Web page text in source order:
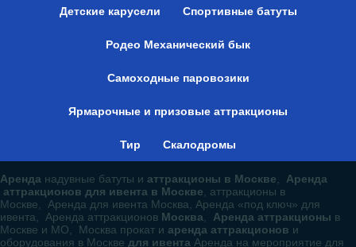
Детские карусели Спортивные батуты
Родео Механический бык
Самоходные паровозики
Ярмарочные и призовые аттракционы
Тир Скалодромы
Аренда надувные батуты и аттракционы в Москве, Аренда
аттракционов для ивента в Москве, аттракционы в
Москве, Аренда для ивента Москва, Аренда «под ключ» для
ивента, Аренда аттракционов Москва, Аренда аттракционы в
Москве и МО, Москва прокат и аренда аттракционов и
оборудования в Москве для ивента Аренда на мероприятие для